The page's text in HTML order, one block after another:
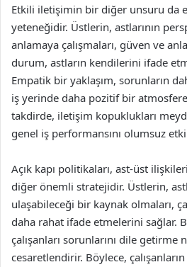
Etkili iletişimin bir diğer unsuru da
yeteneğidir. Üstlerin, astlarının
anlamaya çalışmaları, güven ve
durum, astların kendilerini ifade
Empatik bir yaklaşım, sorunların
iş yerinde daha pozitif bir
takdirde, iletişim kopuklukları
genel iş performansını olumsuz
Açık kapı politikaları, ast-üst
diğer önemli stratejidir. Üstlerin,
ulaşabileceği bir kaynak olmaları,
daha rahat ifade etmelerini sağlar.
çalışanları sorunlarını dile getirme
cesaretlendirir. Böylece,